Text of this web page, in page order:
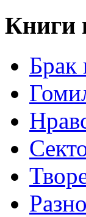
Книги
Брак